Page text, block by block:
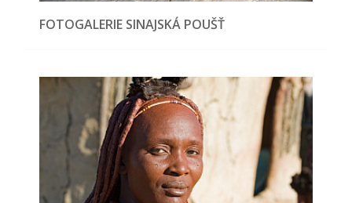
FOTOGALERIE SINAJSKÁ POUŠŤ